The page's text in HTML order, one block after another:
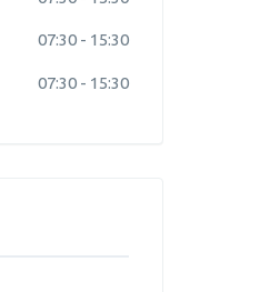
07:30 - 15:30
07:30 - 15:30